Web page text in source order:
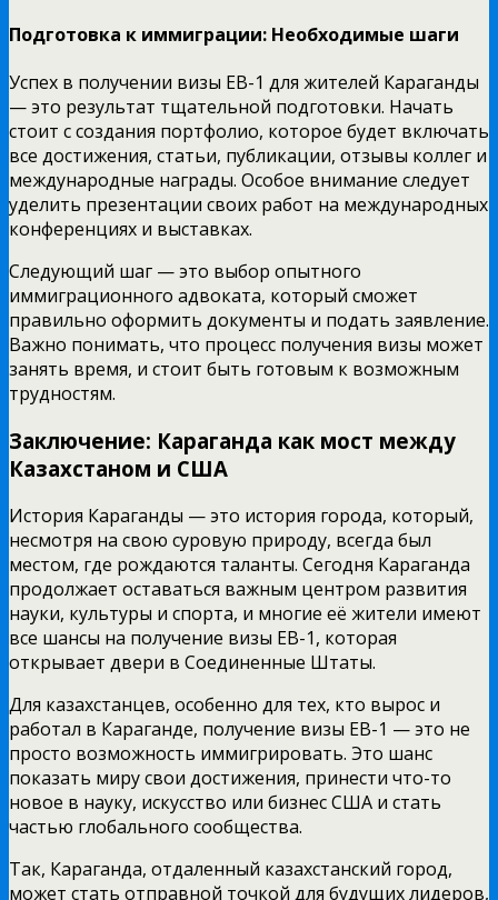
Подготовка к иммиграции: Необходимые шаги
Успех в получении визы EB-1 для жителей Караганды
— это результат тщательной подготовки. Начать
стоит с создания портфолио, которое будет включать
все достижения, статьи, публикации, отзывы коллег и
международные награды. Особое внимание следует
уделить презентации своих работ на международных
конференциях и выставках.
Следующий шаг — это выбор опытного
иммиграционного адвоката, который сможет
правильно оформить документы и подать заявление.
Важно понимать, что процесс получения визы может
занять время, и стоит быть готовым к возможным
трудностям.
Заключение: Караганда как мост между
Казахстаном и США
История Караганды — это история города, который,
несмотря на свою суровую природу, всегда был
местом, где рождаются таланты. Сегодня Караганда
продолжает оставаться важным центром развития
науки, культуры и спорта, и многие её жители имеют
все шансы на получение визы EB-1, которая
открывает двери в Соединенные Штаты.
Для казахстанцев, особенно для тех, кто вырос и
работал в Караганде, получение визы EB-1 — это не
просто возможность иммигрировать. Это шанс
показать миру свои достижения, принести что-то
новое в науку, искусство или бизнес США и стать
частью глобального сообщества.
Так, Караганда, отдаленный казахстанский город,
может стать отправной точкой для будущих лидеров,